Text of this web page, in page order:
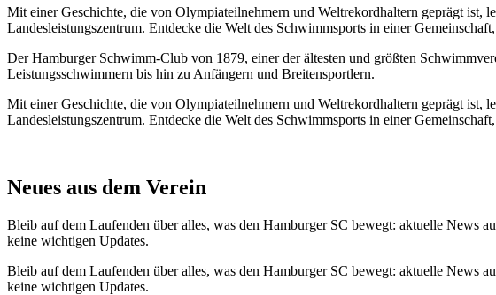
Mit einer Geschichte, die von Olympiateilnehmern und Weltrekordhaltern geprägt ist,
Landesleistungszentrum. Entdecke die Welt des Schwimmsports in einer
Der Hamburger Schwimm-Club von 1879, einer der ältesten und größten
Leistungsschwimmern bis hin zu Anfängern und Breitensportlern.
Mit einer Geschichte, die von Olympiateilnehmern und Weltrekordhaltern geprägt ist,
Landesleistungszentrum. Entdecke die Welt des Schwimmsports in einer
Neues aus dem Verein
Bleib auf dem Laufenden über alles, was den Hamburger SC bewegt: aktuelle News
keine wichtigen Updates.
Bleib auf dem Laufenden über alles, was den Hamburger SC bewegt: aktuelle News
keine wichtigen Updates.